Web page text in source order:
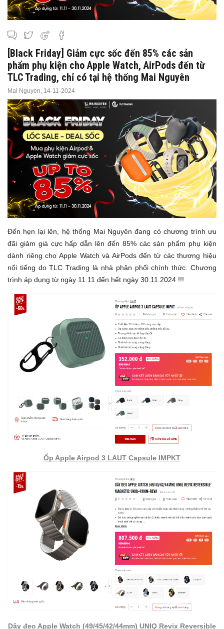
[Black Friday] Giảm cực sốc đến 85% các sản
phẩm phụ kiện cho Apple Watch, AirPods đến từ
TLC Trading, chỉ có tại hệ thống Mai Nguyên
Mai Nguyen, 14-11-2024
Đến hẹn lại lên, hệ thống Mai Nguyên đang có chương trình ưu
đãi giảm giá cực hấp dẫn lên đến 85% các sản phẩm phụ kiện
dành riêng cho Apple Watch và AirPods đến từ các thương hiệu
nổi tiếng do TLC Trading là nhà phân phối chính thức. Chương
trình áp dụng từ ngày 11.11 đến hết ngày 30.11.2024 !!!
Ốp Apple Airpod 3 LAUT Capsule IMPKT
Dây đeo Apple Watch (49/45/42/44mm) UNIQ Revix Reversible